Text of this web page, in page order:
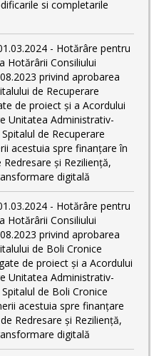
si completarile
- Hotărâre pentru
Hotărârii Consiliului
privind aprobarea
de Recuperare
de proiect și a Acordului
Unitatea Administrativ-
de Recuperare
acestuia spre finanțare în
și Reziliență,
digitală
- Hotărâre pentru
Hotărârii Consiliului
privind aprobarea
de Boli Cronice
de proiect și a Acordului
Unitatea Administrativ-
de Boli Cronice
acestuia spre finanțare
Redresare și Reziliență,
digitală